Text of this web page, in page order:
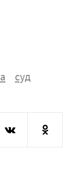
суд